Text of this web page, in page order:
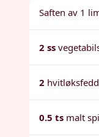
Saften av 1
2 ss
2 hvitløksfedd
0.5 ts malt